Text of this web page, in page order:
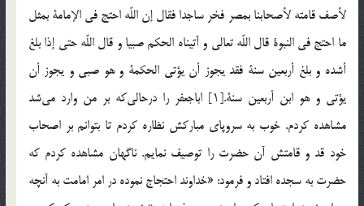
لأصف قامته لأصحابنا بمصر فخر ساجدا فقال إن اللّه احتج فی الإمامة بمثل
ما احتج فی النبوة قال اللّه تعالى و آتیناه الحكم صبیا و قال اللّه حتى إذا بلغ
أشده و بلغ أربعین سنة فقد یجوز أن یؤتى الحكمة و هو صبی و یجوز أن
یؤتى و هو ابن أربعین سنة.[۱] اباجعفر را درحالی‌که بر من وارد می‌شد
مشاهده کردم. خوب به سروپای مبارکش نظاره کردم تا بتوانم بر اصحاب
خود قد و قامتش آن حضرت را توصیف نمایم. ناگهان مشاهده کردم که
حضرت‌ به سجده افتاد و فرمود: «خداوند احتجاج نموده در امر امامت به آنچه